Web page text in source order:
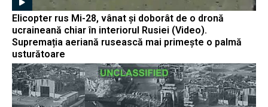
Elicopter rus Mi-28, vânat și doborât de o dronă
ucraineană chiar în interiorul Rusiei (Video).
Supremația aeriană rusească mai primește o palmă
usturătoare